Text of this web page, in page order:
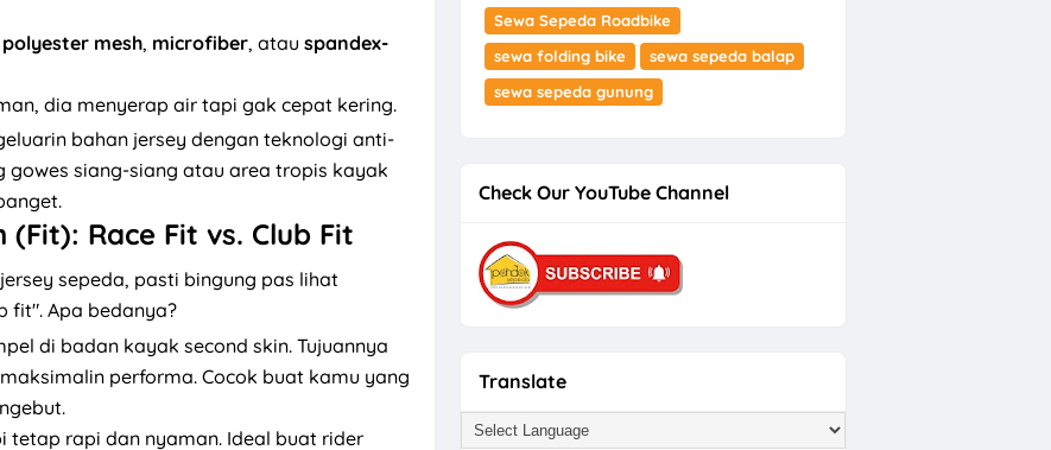
polyester mesh, microfiber, atau spandex-
dia menyerap air tapi gak cepat kering.
bahan jersey dengan teknologi anti-
gowes siang-siang atau area tropis kayak
Race Fit vs. Club Fit
sepeda, pasti bingung pas lihat
fit". Apa bedanya?
di badan kayak second skin. Tujuannya
performa. Cocok buat kamu yang
tetap rapi dan nyaman. Ideal buat rider
Sewa Sepeda Roadbike
sewa folding bike
sewa sepeda balap
sewa sepeda gunung
Check Our YouTube Channel
Translate